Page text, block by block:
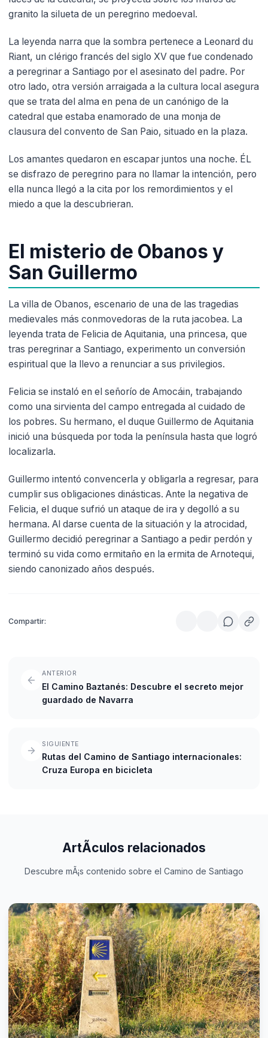
granito la silueta de un peregrino medoeval.
La leyenda narra que la sombra pertenece a Leonard du
Riant, un clérigo francés del siglo XV que fue condenado
a peregrinar a Santiago por el asesinato del padre. Por
otro lado, otra versión arraigada a la cultura local asegura
que se trata del alma en pena de un canónigo de la
catedral que estaba enamorado de una monja de
clausura del convento de San Paio, situado en la plaza.
Los amantes quedaron en escapar juntos una noche. ÉL
se disfrazo de peregrino para no llamar la intención, pero
ella nunca llegó a la cita por los remordimientos y el
miedo a que la descubrieran.
El misterio de Obanos y
San Guillermo
La villa de Obanos, escenario de una de las tragedias
medievales más conmovedoras de la ruta jacobea. La
leyenda trata de Felicia de Aquitania, una princesa, que
tras peregrinar a Santiago, experimento un conversión
espiritual que la llevo a renunciar a sus privilegios.
Felicia se instaló en el señorío de Amocáin, trabajando
como una sirvienta del campo entregada al cuidado de
los pobres. Su hermano, el duque Guillermo de Aquitania
inició una búsqueda por toda la península hasta que logró
localizarla.
Guillermo intentó convencerla y obligarla a regresar, para
cumplir sus obligaciones dinásticas. Ante la negativa de
Felicia, el duque sufrió un ataque de ira y degolló a su
hermana. Al darse cuenta de la situación y la atrocidad,
Guillermo decidió peregrinar a Santiago a pedir perdón y
terminó su vida como ermitaño en la ermita de Arnotequi,
siendo canonizado años después.
Compartir:
ANTERIOR
El Camino Baztanés: Descubre el secreto mejor
guardado de Navarra
SIGUIENTE
Rutas del Camino de Santiago internacionales:
Cruza Europa en bicicleta
ArtÃ­culos relacionados
Descubre mÃ¡s contenido sobre el Camino de Santiago